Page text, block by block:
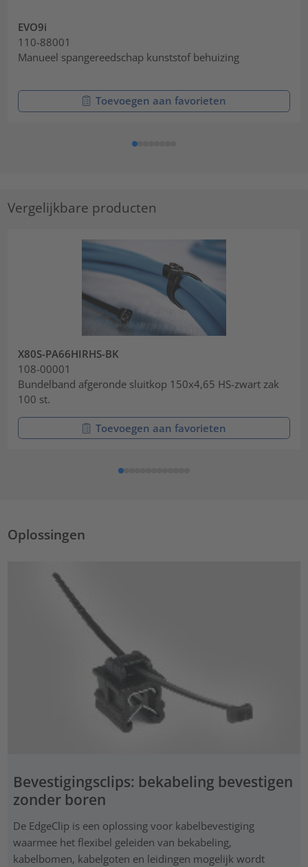
EVO9i
110-88001
Manueel spangereedschap kunststof behuizing
Toevoegen aan favorieten
Vergelijkbare producten
X80S-PA66HIRHS-BK
108-00001
Bundelband afgeronde sluitkop 150x4,65 HS-zwart zak
100 st.
Toevoegen aan favorieten
Oplossingen
Bevestigingsclips: bekabeling bevestigen
zonder boren
De EdgeClip is een oplossing voor kabelbevestiging
waarmee het flexibel geleiden van bekabeling,
kabelbomen, kabelgoten en leidingen mogelijk wordt